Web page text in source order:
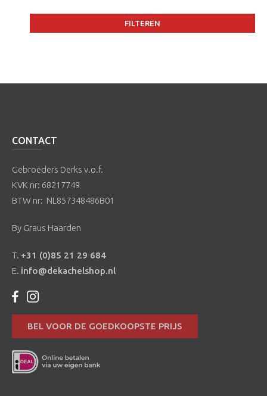
HAVÉ Kachels
Jydepejsen
Wanders
Xaralyn
FILTEREN
CONTACT
Gebroeders Derks v.o.f.
KVK nr: 68217749
BTW nr: NL857348486B01
By Graus Haarden
T. +31 (0)85 21 29 684
E. info@dekachelshop.nl
BEL VOOR DE GOEDKOOPSTE PRIJS